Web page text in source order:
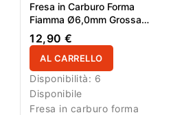
Fresa in Carburo Forma
Fiamma Ø6,0mm Grossa
Taglio Incrociato DLC LL
16,0mm L/R
12,90 €
AL CARRELLO
Disponibilità: 6
Disponibile
Fresa in carburo forma